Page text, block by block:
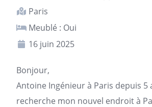
Paris
Meublé : Oui
16 juin 2025
Bonjour,
Antoine Ingénieur à Paris depuis 5
recherche mon nouvel endroit à